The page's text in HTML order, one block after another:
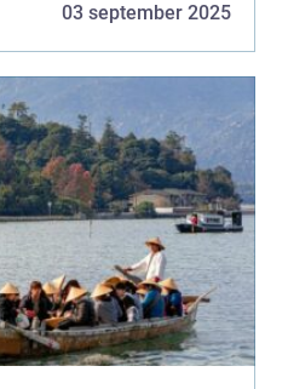
03 september 2025